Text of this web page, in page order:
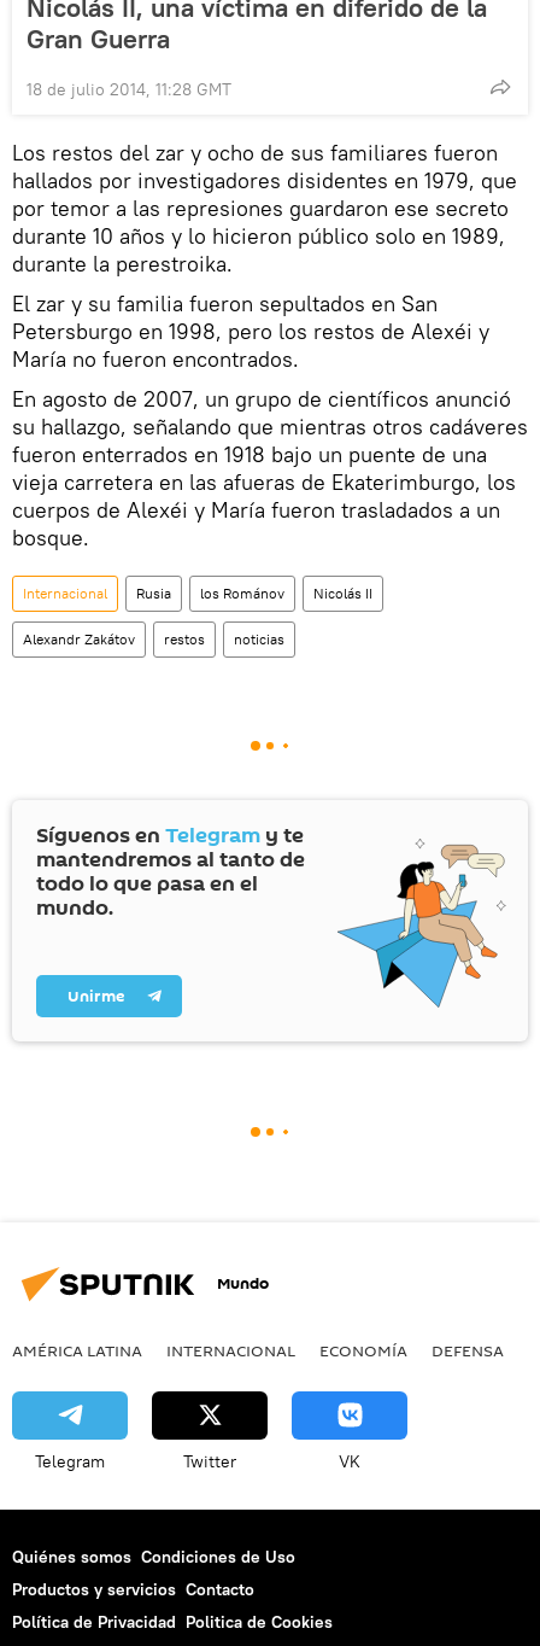
Nicolás II, una víctima en diferido de la
Gran Guerra
18 de julio 2014, 11:28 GMT
Los restos del zar y ocho de sus familiares fueron
hallados por investigadores disidentes en 1979, que
por temor a las represiones guardaron ese secreto
durante 10 años y lo hicieron público solo en 1989,
durante la perestroika.
El zar y su familia fueron sepultados en San
Petersburgo en 1998, pero los restos de Alexéi y
María no fueron encontrados.
En agosto de 2007, un grupo de científicos anunció
su hallazgo, señalando que mientras otros cadáveres
fueron enterrados en 1918 bajo un puente de una
vieja carretera en las afueras de Ekaterimburgo, los
cuerpos de Alexéi y María fueron trasladados a un
bosque.
Internacional Rusia los Románov Nicolás II
Alexandr Zakátov restos noticias
Síguenos en Telegram y te
mantendremos al tanto de
todo lo que pasa en el
mundo.
Unirme
Mundo
AMÉRICA LATINA INTERNACIONAL ECONOMÍA DEFENSA
Telegram Twitter VK
Quiénes somos Condiciones de Uso
Productos y servicios Contacto
Política de Privacidad Politica de Cookies